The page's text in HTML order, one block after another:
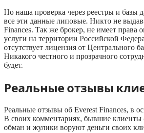
Но наша проверка через реестры и базы
все эти данные липовые. Никто не
Finances. Так же брокер, не имеет права
услуги на территории Российской
отсутствует лицензия от Центрального
Никакого честного и прозрачного
будет.
Реальные отзывы
Реальные отзывы об Everest Finances, в
В своих комментариях, бывшие клиенты
обман и жулики воруют деньги своих